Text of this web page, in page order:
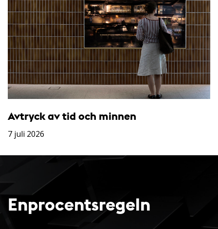
Avtryck av tid och minnen
7 juli 2026
Enprocentsregeln